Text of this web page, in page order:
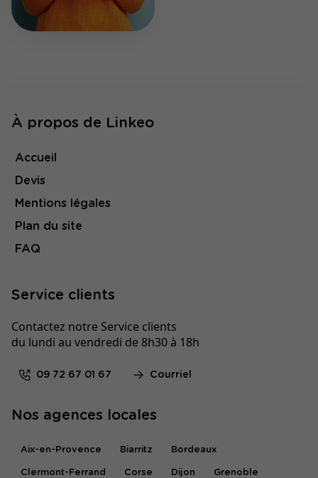
À propos de Linkeo
Accueil
Devis
Mentions légales
Plan du site
FAQ
Service clients
Contactez notre Service clients
du lundi au vendredi de 8h30 à 18h
09 72 67 01 67 Courriel
Nos agences locales
Aix-en-Provence Biarritz Bordeaux
Clermont-Ferrand Corse Dijon Grenoble